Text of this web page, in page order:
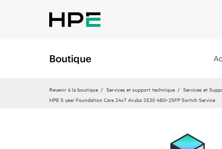
Boutique
Revenir à la boutique Services et support technique Services et
HPE 5 year Foundation Care 24x7 Aruba 2530 48G‑2SFP Switch Service